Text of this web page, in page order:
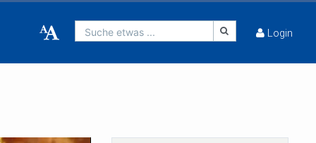
Suche etwas ... Login